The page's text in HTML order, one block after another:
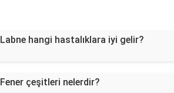
Labne hangi hastalıklara iyi gelir?
Fener çeşitleri nelerdir?